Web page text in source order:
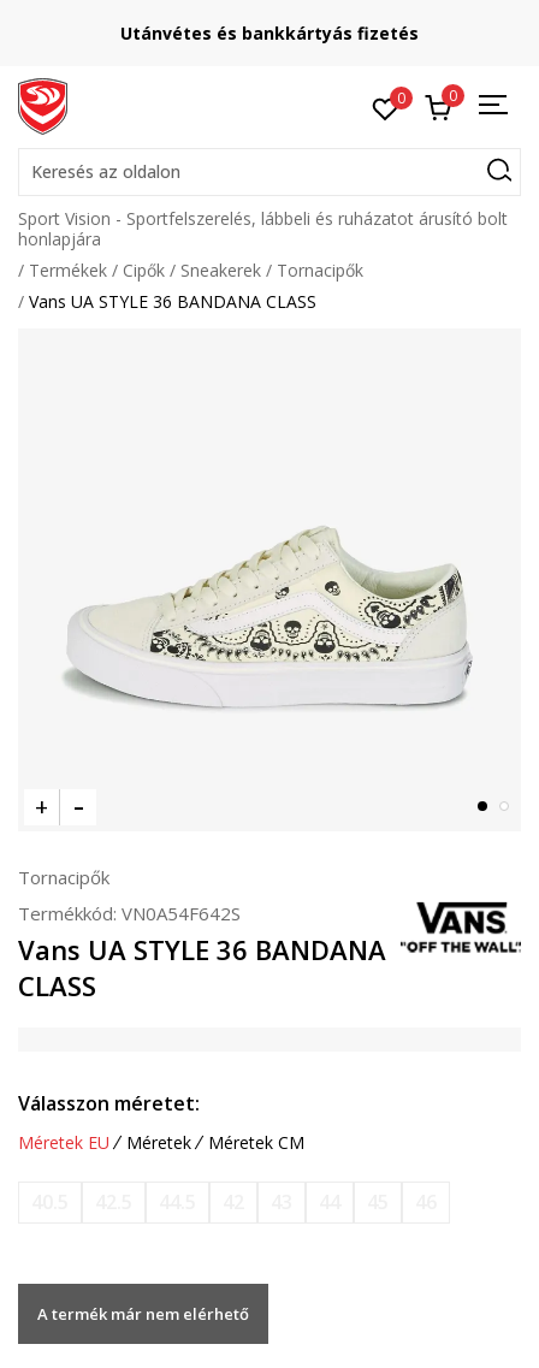
Utánvétes és bankkártyás fizetés
0 0
Keresés az oldalon
Sport Vision - Sportfelszerelés, lábbeli és ruházatot árusító bolt
honlapjára
Termékek
Cipők Sneakerek
Tornacipők
Vans UA STYLE 36 BANDANA CLASS
Tornacipők
Termékkód: VN0A54F642S
Vans UA STYLE 36 BANDANA
CLASS
Válasszon méretet:
Méretek EU Méretek Méretek CM
A termék már nem elérhető